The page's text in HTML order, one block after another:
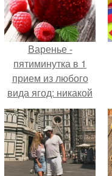
Варенье -
пятиминутка в 1
прием из любого
вида ягод: никакой
длительной варки,
все витамины на
месте!